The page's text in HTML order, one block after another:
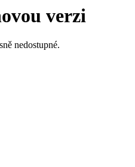
verzi
nedostupné.